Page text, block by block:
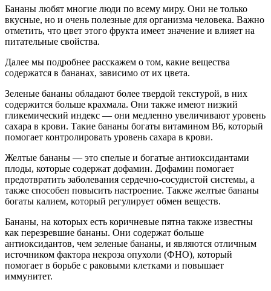
Бананы любят многие люди по всему миру. Они не только
вкусные, но и очень полезные для организма человека. Важно
отметить, что цвет этого фрукта имеет значение и влияет на
питательные свойства.
Далее мы подробнее расскажем о том, какие вещества
содержатся в бананах, зависимо от их цвета.
Зеленые бананы обладают более твердой текстурой, в них
содержится больше крахмала. Они также имеют низкий
гликемический индекс — они медленно увеличивают уровень
сахара в крови. Такие бананы богаты витамином B6, который
помогает контролировать уровень сахара в крови.
Желтые бананы — это спелые и богатые антиоксидантами
плоды, которые содержат дофамин. Дофамин помогает
предотвратить заболевания сердечно-сосудистой системы, а
также способен повысить настроение. Также желтые бананы
богаты калием, который регулирует обмен веществ.
Бананы, на которых есть коричневые пятна также известны
как перезревшие бананы. Они содержат больше
антиоксидантов, чем зеленые бананы, и являются отличным
источником фактора некроза опухоли (ФНО), который
помогает в борьбе с раковыми клетками и повышает
иммунитет.